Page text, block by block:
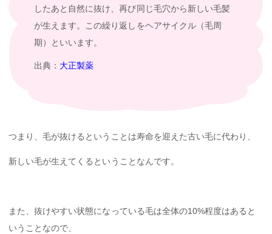
したあと自然に抜け、再び同じ毛穴から新しい毛髪
が生えます。この繰り返しをヘアサイクル（毛周
期）といいます。
出典： 大正製薬
つまり、毛が抜けるということは寿命を迎えた古い毛に代わり、
新しい毛が生えてくるということなんです。
また、抜けやすい状態になっている毛は全体の10%程度はあると
いうことなので、